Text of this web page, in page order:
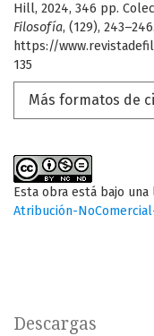
Hill, 2024, 346 pp.
Filosofía, (129),
https://
135
Más formatos de
Esta obra está bajo
Atribución-
Descargas